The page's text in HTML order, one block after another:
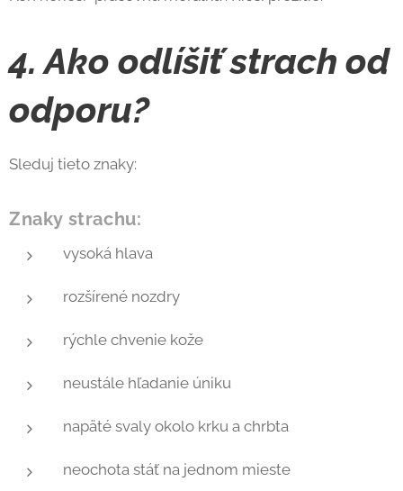
4. Ako odlíšiť strach od
odporu?
Sleduj tieto znaky:
Znaky strachu:
vysoká hlava
rozšírené nozdry
rýchle chvenie kože
neustále hľadanie úniku
napäté svaly okolo krku a chrbta
neochota stáť na jednom mieste